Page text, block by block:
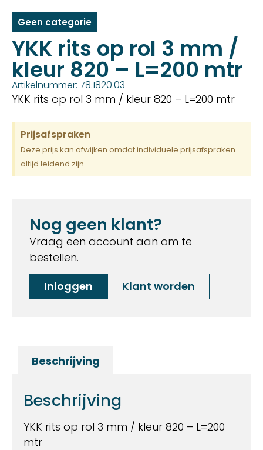
Geen categorie
YKK rits op rol 3 mm /
kleur 820 – L=200 mtr
Artikelnummer: 78.1820.03
YKK rits op rol 3 mm / kleur 820 – L=200 mtr
Prijsafspraken
Deze prijs kan afwijken omdat individuele prijsafspraken
altijd leidend zijn.
Nog geen klant?
Vraag een account aan om te
bestellen.
Inloggen
Klant worden
Beschrijving
Beschrijving
YKK rits op rol 3 mm / kleur 820 – L=200
mtr